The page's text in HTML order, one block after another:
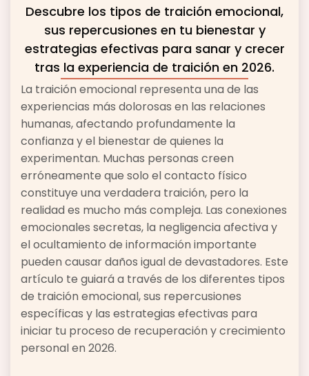
Descubre los tipos de traición emocional,
sus repercusiones en tu bienestar y
estrategias efectivas para sanar y crecer
tras la experiencia de traición en 2026.
La traición emocional representa una de las
experiencias más dolorosas en las relaciones
humanas, afectando profundamente la
confianza y el bienestar de quienes la
experimentan. Muchas personas creen
erróneamente que solo el contacto físico
constituye una verdadera traición, pero la
realidad es mucho más compleja. Las conexiones
emocionales secretas, la negligencia afectiva y
el ocultamiento de información importante
pueden causar daños igual de devastadores. Este
artículo te guiará a través de los diferentes tipos
de traición emocional, sus repercusiones
específicas y las estrategias efectivas para
iniciar tu proceso de recuperación y crecimiento
personal en 2026.